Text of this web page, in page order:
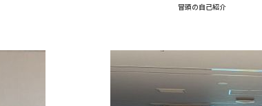
冒頭の自己紹介